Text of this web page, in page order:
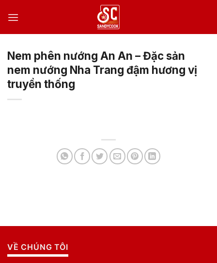
qua
Nem phên nướng An An – Đặc sản
nem nướng Nha Trang đậm hương vị
truyền thống
VỀ CHÚNG TÔI